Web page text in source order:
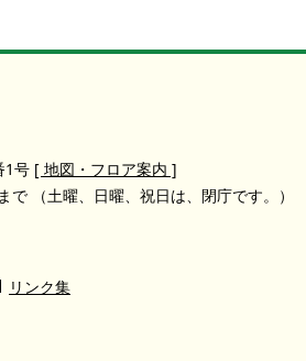
1号 [ 地図・フロア案内 ]
で
（土曜、日曜、祝日は、閉庁です。）
リンク集